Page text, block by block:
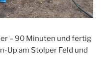
– 90 Minuten und fertig
Up am Stolper Feld und